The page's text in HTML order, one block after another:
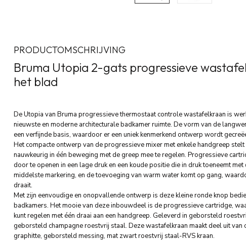
PRODUCTOMSCHRIJVING
Bruma Utopia 2-gats progressieve
het blad
De Utopia van Bruma progressieve thermostaat controle wastafelkraan is
nieuwste en moderne architecturale badkamer ruimte. De vorm van de
een verfijnde basis, waardoor er een uniek kenmerkend ontwerp wordt
Het compacte ontwerp van de progressieve mixer met enkele handgreep
nauwkeurig in één beweging met de greep mee te regelen. Progressieve
door te openen in een lage druk en een koude positie die in druk toeneemt
middelste markering, en de toevoeging van warm water komt op gang,
draait.
Met zijn eenvoudige en onopvallende ontwerp is deze kleine ronde knop
badkamers. Het mooie van deze inbouwdeel is de progressieve cartridge,
kunt regelen met één draai aan een handgreep. Geleverd in geborsteld
geborsteld champagne roestvrij staal. Deze wastafelkraan maakt deel uit
graphitte, geborsteld messing, mat zwart roestvrij staal-RVS kraan.